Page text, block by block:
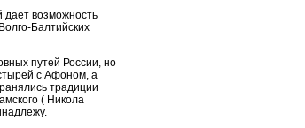
дает возможность
Балтийских
путей России, но
с Афоном, а
традиции
( Никола